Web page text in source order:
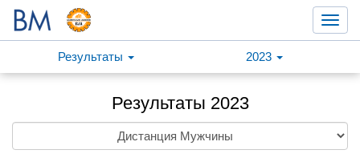
Результаты
2023
Результаты 2023